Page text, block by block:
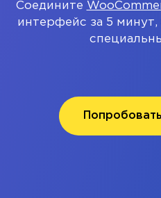
Соедините
интерфейс за 5